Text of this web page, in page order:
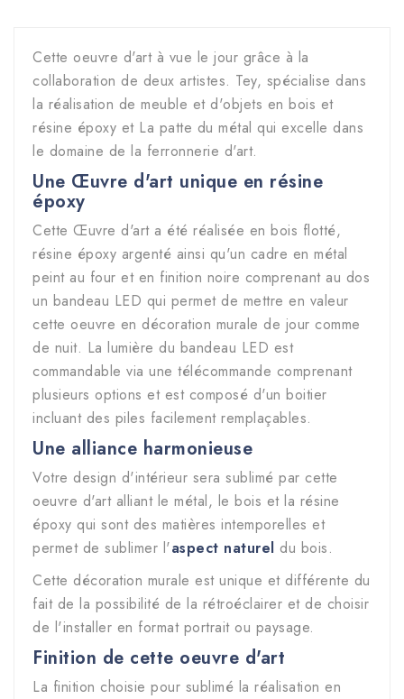
Cette oeuvre d'art à vue le jour grâce à la
collaboration de deux artistes. Tey, spécialise dans
la réalisation de meuble et d'objets en bois et
résine époxy et La patte du métal qui excelle dans
le domaine de la ferronnerie d'art.
Une Œuvre d'art unique en résine
époxy
Cette Œuvre d'arta été réalisée en bois flotté,
résine époxy argenté ainsi qu'un cadre en métal
peint au four et en finition noire comprenant au dos
un bandeau LED qui permet de mettre en valeur
cette oeuvre en décoration murale de jour comme
de nuit. La lumière du bandeau LED est
commandable via une télécommande comprenant
plusieurs options et est composé d'un boitier
incluant des piles facilement remplaçables.
Une alliance harmonieuse
Votre design d'intérieur sera sublimé par cette
oeuvre d'art alliant le métal, le bois et la résine
époxy qui sont des matières intemporelles et
permet de sublimer l'aspect naturel du bois.
Cette décoration murale est unique et différente du
fait de la possibilité de la rétroéclairer et de choisir
de l'installer en format portrait ou paysage.
Finition de cette oeuvre d'art
La finition choisie pour sublimé la réalisation en